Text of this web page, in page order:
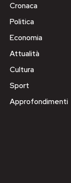
Cronaca
Politica
Economia
Attualità
Cultura
Sport
Approfondimenti